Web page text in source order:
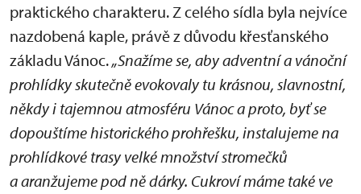
praktického charakteru. Z celého sídla byla nejvíce
nazdobená kaple, právě z důvodu křesťanského
základu Vánoc.„Snažíme se, aby adventní a vánoční
prohlídky skutečně evokovaly tu krásnou, slavnostní,
někdy i tajemnou atmosféru Vánoc a proto, byť se
dopouštíme historického prohřešku, instalujeme na
prohlídkové trasy velké množství stromečků
a aranžujeme pod ně dárky. Cukroví máme také ve